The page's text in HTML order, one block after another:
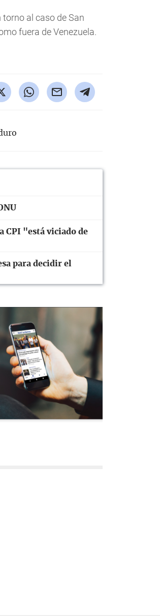
torno al caso de San
fuera de Venezuela.
CPI "está viciado de
para decidir el